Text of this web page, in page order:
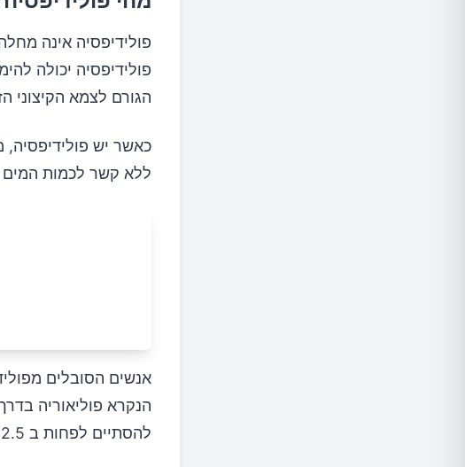
פולידיפסיה אינה
פולידיפסיה יכולה
הגורם לצמא הקיצוני
כאשר יש פולידיפסיה,
ללא קשר לכמות
אנשים הסובלים
הנקרא פוליאוריה
להסתיים לפחות ב 2.5 ליטר ביממה.